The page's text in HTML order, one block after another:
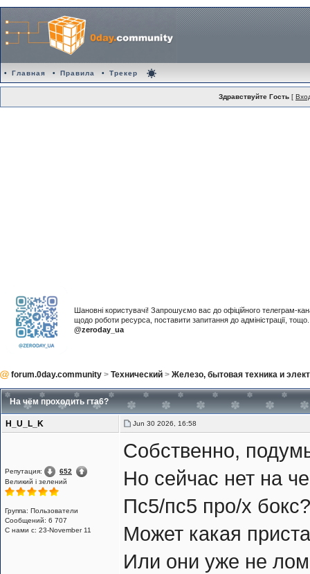
• Главная • Правила • Трекер
Здравствуйте Гость [
Шановні користувачі! Запрошуємо вас до офіційного телеграм-
щодо роботи ресурса, поставити запитання до адміністрації,
@zeroday_ua
forum.0day.community > Технический > Железо, бытовая техника и
На чём проходить гта6?
H_U_L_K Jun 30 2026, 16:58
Репутация:
652
Великий i зелений
Группа: Пользователи
Сообщений: 6 707
С нами с: 23-November 11
Собственно,
Но сейчас нет на
Пс5/пс5 про/х бокс?
Может какая
Или они уже не